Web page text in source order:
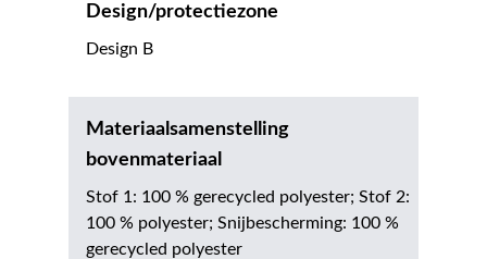
Design/protectiezone
Design B
Materiaalsamenstelling
bovenmateriaal
Stof 1: 100 % gerecycled polyester; Stof 2:
100 % polyester; Snijbescherming: 100 %
gerecycled polyester